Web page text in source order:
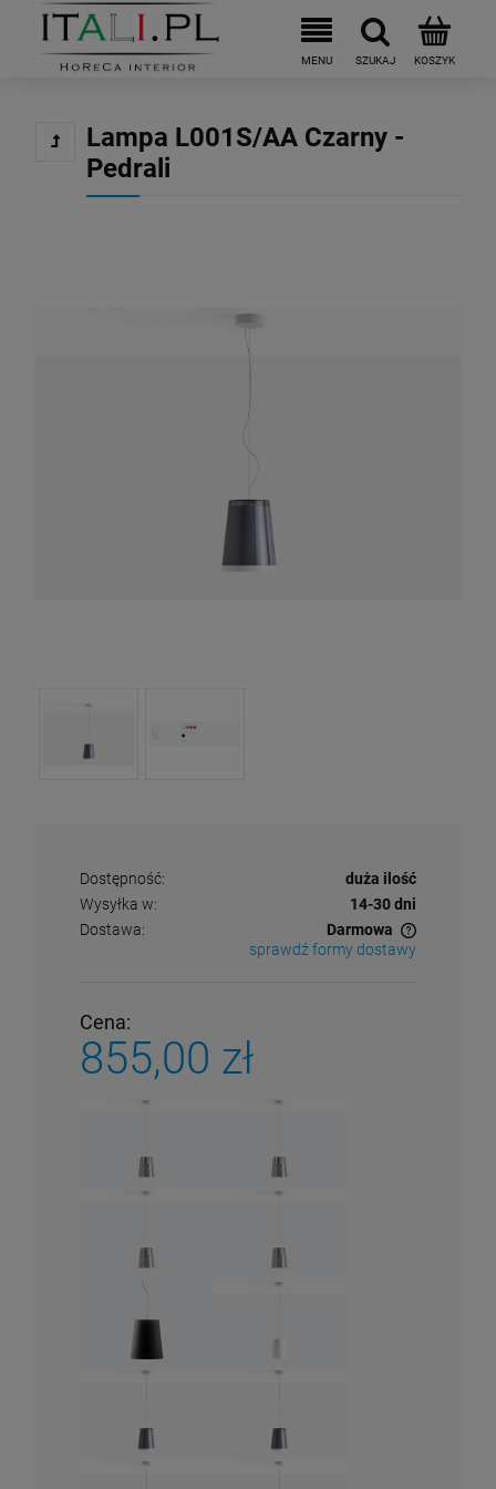
Lampa L001S/AA Czarny -
Pedrali
Dostępność:
duża ilość
Wysyłka w:
14-30 dni
Dostawa:
Darmowa
Cena nie zawiera ewentualnych kosztów płatności
sprawdź formy dostawy
Cena:
855,00 zł